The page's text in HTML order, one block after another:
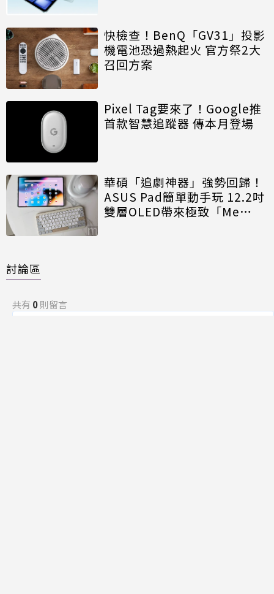
快檢查！BenQ「GV31」投影
機電池恐過熱起火 官方祭2大
召回方案
Pixel Tag要來了！Google推
首款智慧追蹤器 傳本月登場
華碩「追劇神器」強勢回歸！
ASUS Pad簡單動手玩 12.2吋
雙層OLED帶來極致「Me
討論區
共有 0則留言